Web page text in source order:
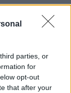
parties, or
for
opt-out
that after your
του πυραύλου
Βαλκάνια:
έως